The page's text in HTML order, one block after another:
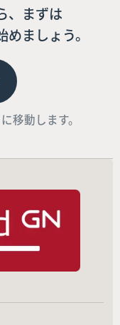
、まずは
ましょう。
移動します。